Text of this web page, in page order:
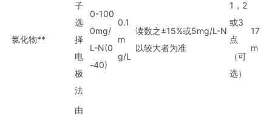
氯化物**
子
选
择
电
极
法
0-100
0mg/
L-N(0
-40)
0.1
m
g/L
读数之±15%或5mg/L-N
以较大者为准
1，2
或3
点
（可
选）
17
m
由